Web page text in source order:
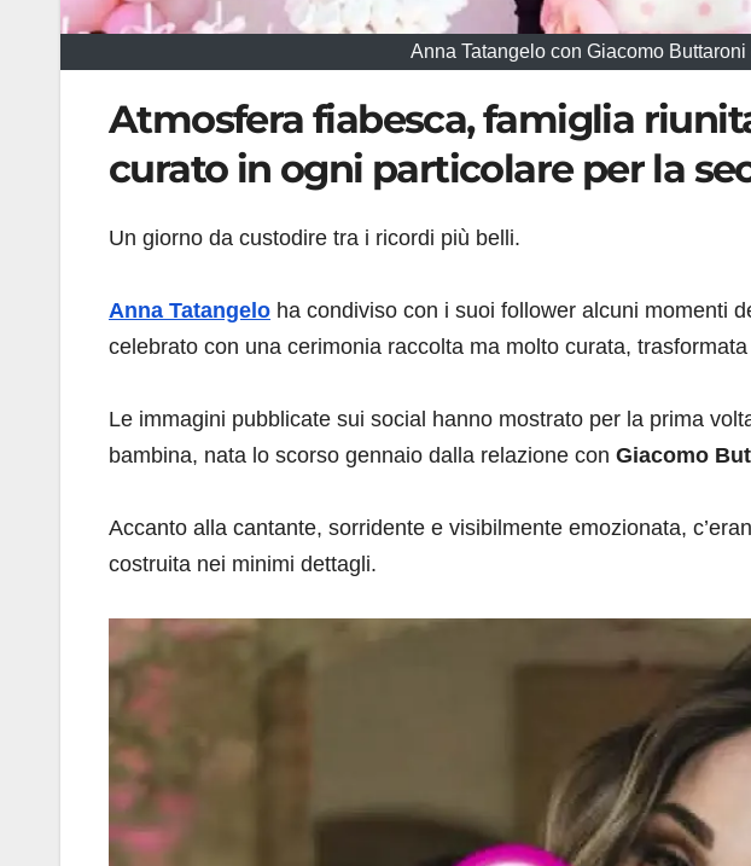
Anna Tatangelo con Giacomo
Atmosfera fiabesca, famiglia
curato in ogni particolare per la
Un giorno da custodire tra i ricordi più belli.
Anna Tatangelo ha condiviso con i suoi follower alcuni momenti
celebrato con una cerimonia raccolta ma molto curata,
Le immagini pubblicate sui social hanno mostrato per la prima
bambina, nata lo scorso gennaio dalla relazione con Giacomo
Accanto alla cantante, sorridente e visibilmente emozionata,
costruita nei minimi dettagli.